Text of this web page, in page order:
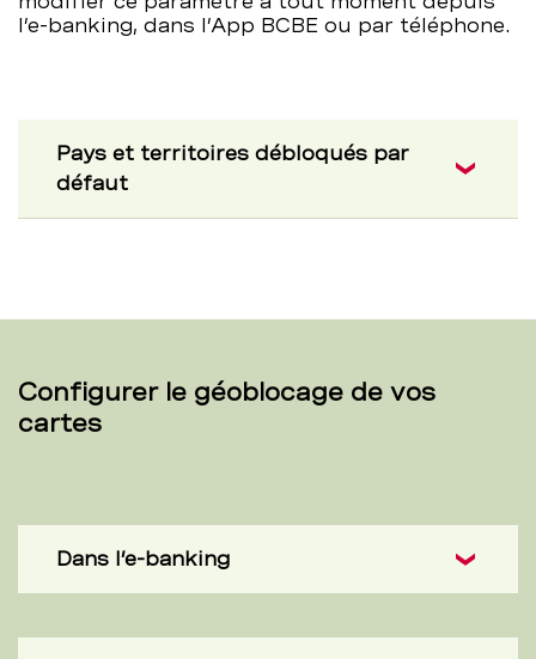
l’e-banking, dans l’App BCBE ou par téléphone.
Pays et territoires débloqués par
défaut
Configurer le géoblocage de vos
cartes
Dans l’e-banking